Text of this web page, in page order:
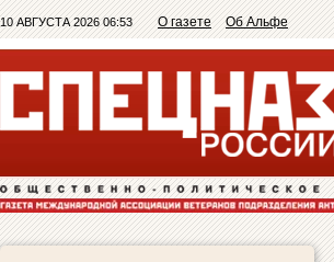
10 АВГУСТА 2026 06:53 О газете Об Альфе